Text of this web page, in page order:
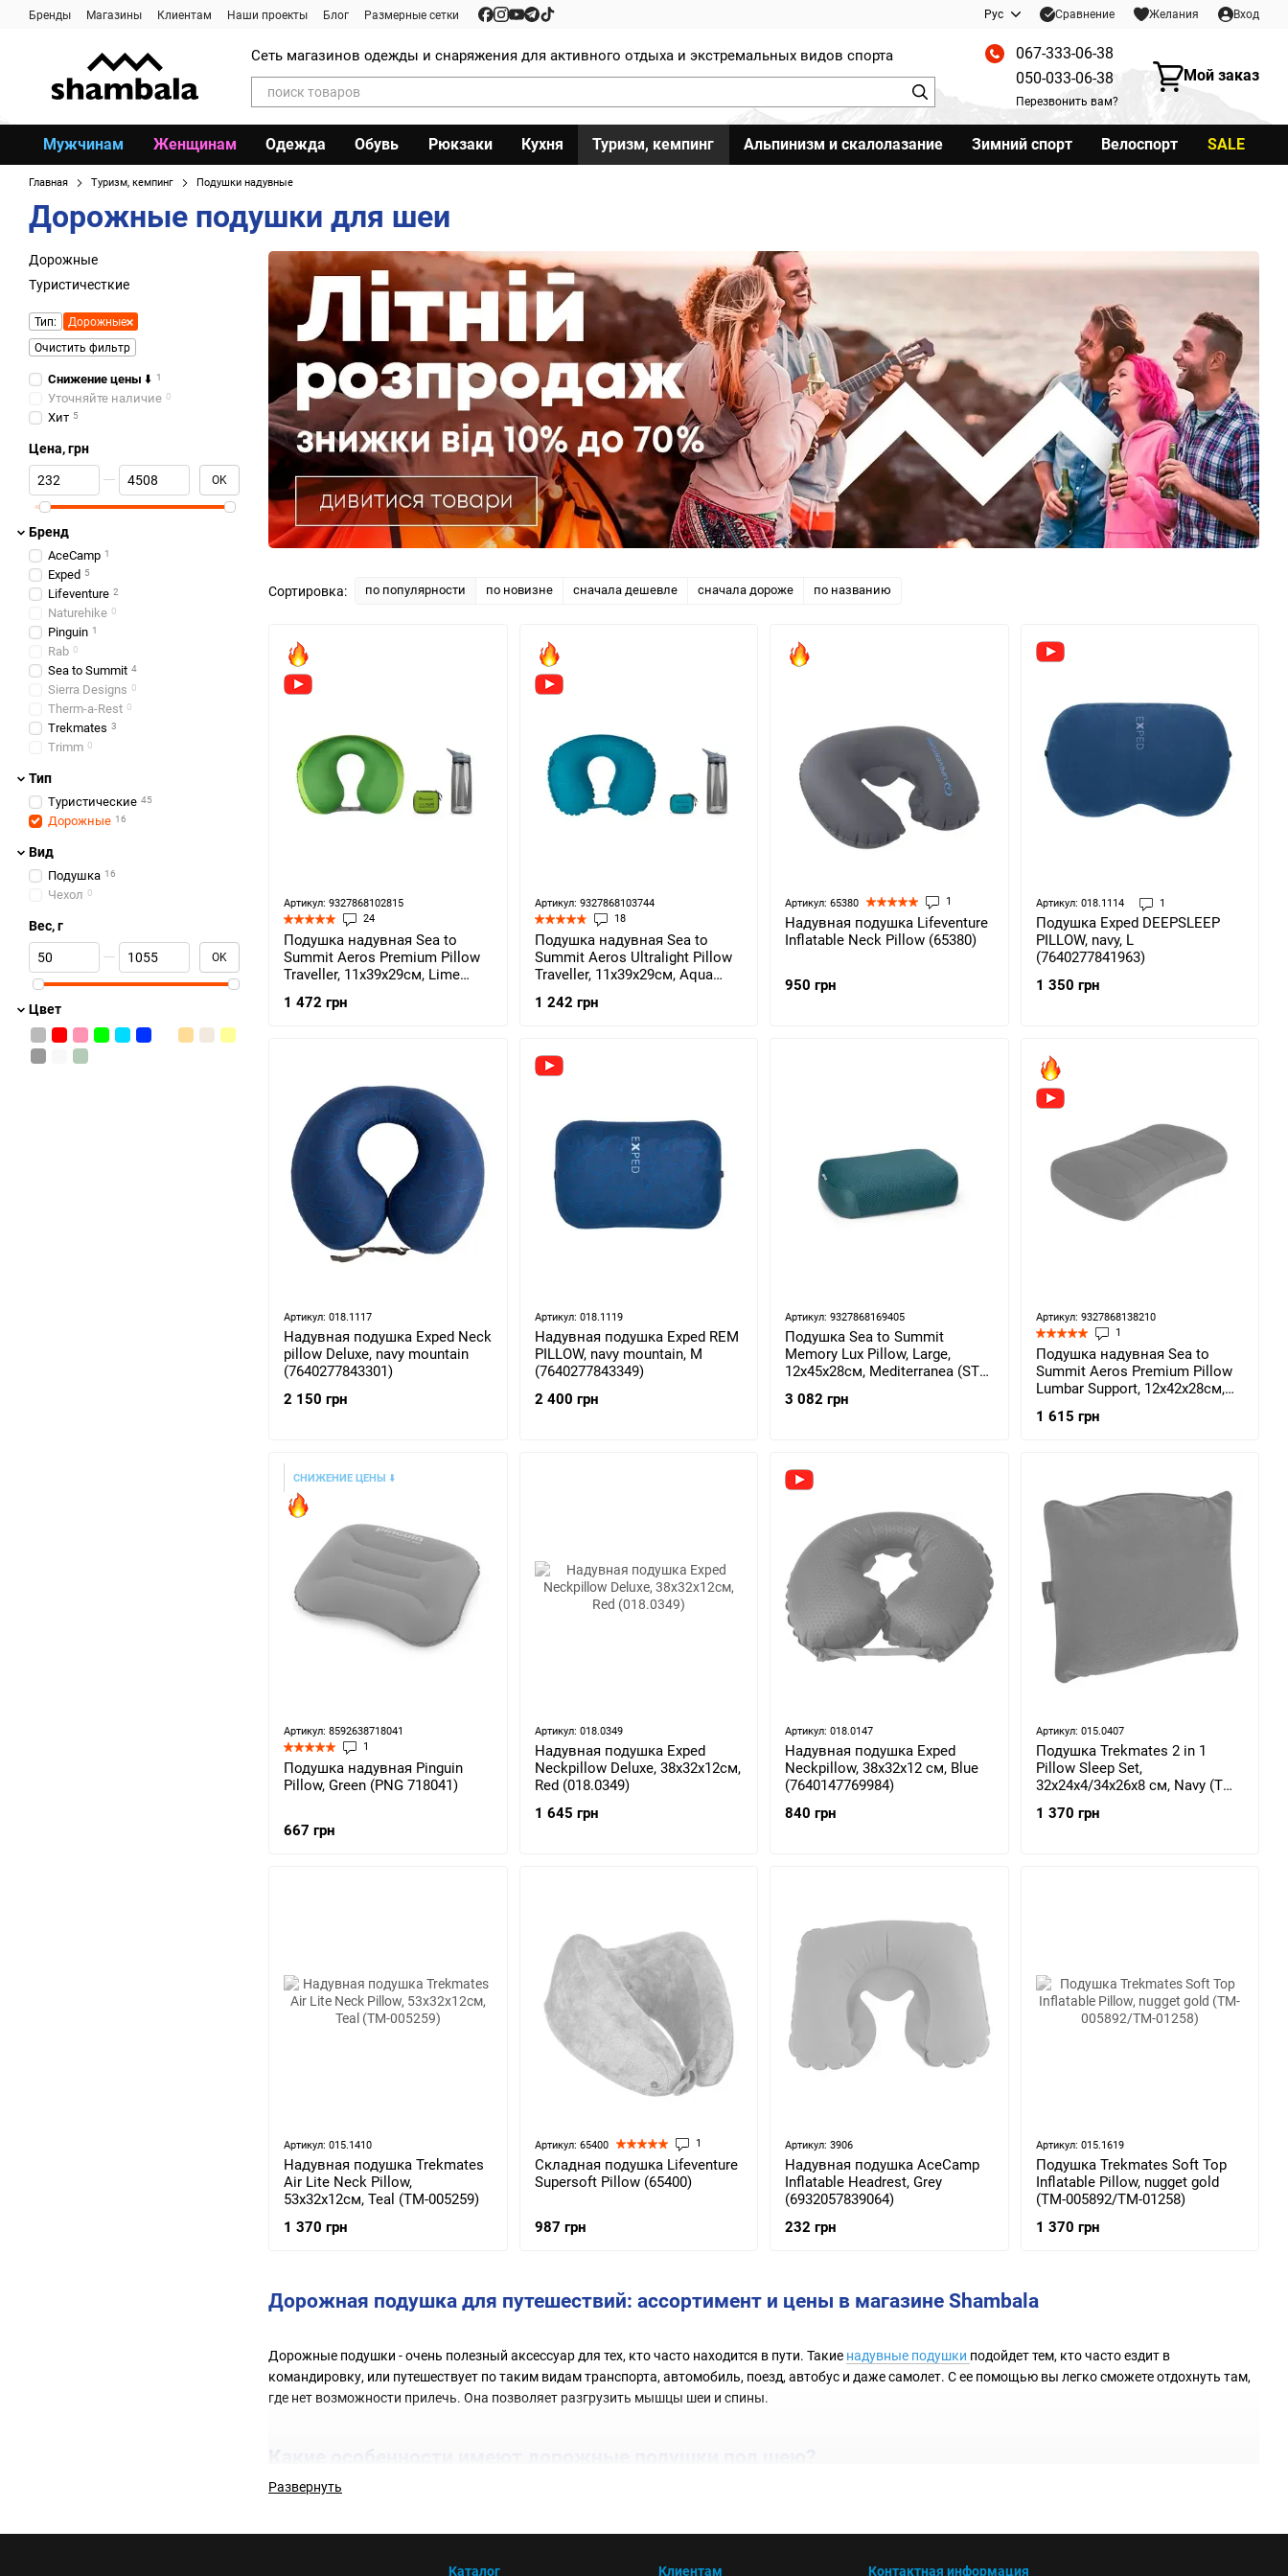
Перейти к основному контенту
Бренды Магазины Клиентам Наши проекты Блог Размерные сетки Рус Сравнение Желания Вход
Сеть магазинов одежды и снаряжения для активного отдыха и экстремальных видов спорта
067-333-06-38
050-033-06-38
Перезвонить вам?
Мой заказ
Мужчинам Женщинам Одежда Обувь Рюкзаки Кухня Туризм, кемпинг Альпинизм и скалолазание Зимний спорт Велоспорт SALE
Главная Туризм, кемпинг Подушки надувные
Дорожные подушки для шеи
Сортировка: по популярности по новизне сначала дешевле сначала дороже по названию
Дорожная подушка для путешествий: ассортимент и цены в магазине Shambala
Дорожные подушки - очень полезный аксессуар для тех, кто часто находится в пути. Такие надувные подушки подойдет тем, кто часто ездит в
командировку, или путешествует по таким видам транспорта, автомобиль, поезд, автобус и даже самолет. С ее помощью вы легко сможете отдохнуть там,
где нет возможности прилечь. Она позволяет разгрузить мышцы шеи и спины.
Какие особенности имеют дорожные подушки под шею?
Развернуть
Артикул: 9327868102815
24
Подушка надувная Sea to
Summit Aeros Premium Pillow
Traveller, 11х39х29см, Lime
1 472 грн
Артикул: 9327868103744
18
Подушка надувная Sea to
Summit Aeros Ultralight Pillow
Traveller, 11х39х29см, Aqua
1 242 грн
Артикул: 65380 1
Надувная подушка Lifeventure
Inflatable Neck Pillow (65380)
950 грн
Артикул: 018.1114 1
Подушка Exped DEEPSLEEP
PILLOW, navy, L
(7640277841963)
1 350 грн
Артикул: 018.1117
Надувная подушка Exped Neck
pillow Deluxe, navy mountain
(7640277843301)
2 150 грн
Артикул: 018.1119
Надувная подушка Exped REM
PILLOW, navy mountain, M
(7640277843349)
2 400 грн
Артикул: 9327868169405
Подушка Sea to Summit
Memory Lux Pillow, Large,
12x45x28см, Mediterranea (STS
3 082 грн
Артикул: 9327868138210
1
Подушка надувная Sea to
Summit Aeros Premium Pillow
Lumbar Support, 12х42х28см,
APILPREMLMBMG)
1 615 грн
СНИЖЕНИЕ ЦЕНЫ ⬇️
Артикул: 8592638718041
1
Подушка надувная Pinguin
Pillow, Green (PNG 718041)
667 грн
Артикул: 018.0349
Надувная подушка Exped
Neckpillow Deluxe, 38х32х12см,
Red (018.0349)
1 645 грн
Артикул: 018.0147
Надувная подушка Exped
Neckpillow, 38х32х12 см, Blue
(7640147769984)
840 грн
Артикул: 015.0407
Подушка Trekmates 2 in 1
Pillow Sleep Set,
32х24х4/34х26х8 см, Navy (TM-
1 370 грн
Артикул: 015.1410
Надувная подушка Trekmates
Air Lite Neck Pillow,
53х32х12см, Teal (TM-005259)
1 370 грн
Артикул: 65400 1
Складная подушка Lifeventure
Supersoft Pillow (65400)
987 грн
Артикул: 3906
Надувная подушка AceCamp
Inflatable Headrest, Grey
(6932057839064)
232 грн
Артикул: 015.1619
Подушка Trekmates Soft Top
Inflatable Pillow, nugget gold
(TM-005892/TM-01258)
1 370 грн
Дорожные
Туристичесткие
Тип:
Дорожные
Очистить фильтр
Снижение цены ⬇️ 1
Уточняйте наличие 0
Хит 5
Цена, грн
От Цена, грн
До Цена, грн OK
Бренд
AceCamp 1
Exped 5
Lifeventure 2
Naturehike 0
Pinguin 1
Rab 0
Sea to Summit 4
Sierra Designs 0
Therm-a-Rest 0
Trekmates 3
Trimm 0
Тип
Туристические 45
Дорожные 16
Вид
Подушка 16
Чехол 0
Вес, г
От Вес, г
До Вес, г OK
Цвет
Каталог Клиентам Контактная информация